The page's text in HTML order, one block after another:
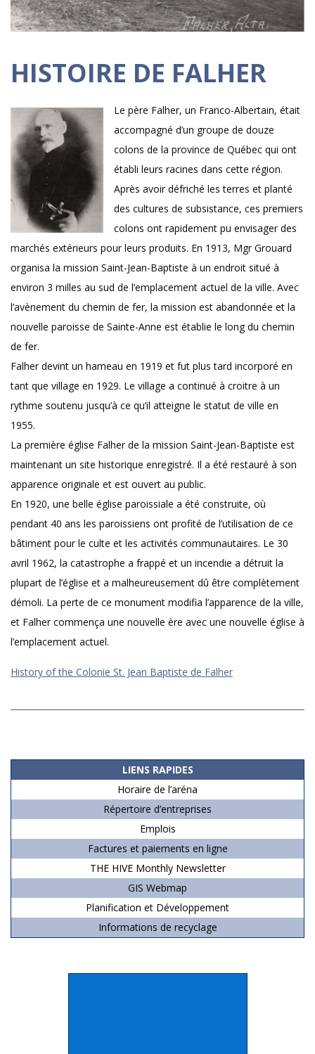
HISTOIRE DE FALHER
Le père Falher, un Franco-Albertain, était
accompagné d’un groupe de douze
colons de la province de Québec qui ont
établi leurs racines dans cette région.
Après avoir défriché les terres et planté
des cultures de subsistance, ces premiers
colons ont rapidement pu envisager des
marchés extérieurs pour leurs produits. En 1913, Mgr Grouard
organisa la mission Saint-Jean-Baptiste à un endroit situé à
environ 3 milles au sud de l’emplacement actuel de la ville. Avec
l’avènement du chemin de fer, la mission est abandonnée et la
nouvelle paroisse de Sainte-Anne est établie le long du chemin
de fer.
Falher devint un hameau en 1919 et fut plus tard incorporé en
tant que village en 1929. Le village a continué à croitre à un
rythme soutenu jusqu’à ce qu’il atteigne le statut de ville en
1955.
La première église Falher de la mission Saint-Jean-Baptiste est
maintenant un site historique enregistré. Il a été restauré à son
apparence originale et est ouvert au public.
En 1920, une belle église paroissiale a été construite, où
pendant 40 ans les paroissiens ont profité de l’utilisation de ce
bâtiment pour le culte et les activités communautaires. Le 30
avril 1962, la catastrophe a frappé et un incendie a détruit la
plupart de l’église et a malheureusement dû être complètement
démoli. La perte de ce monument modifia l’apparence de la ville,
et Falher commença une nouvelle ère avec une nouvelle église à
l’emplacement actuel.
History of the Colonie St. Jean Baptiste de Falher
03
LIENS RAPIDES
Horaire de l’aréna
Répertoire d’entreprises
Emplois
Factures et paiements en ligne
THE HIVE Monthly Newsletter
GIS Webmap
Planification et Développement
Informations de recyclage